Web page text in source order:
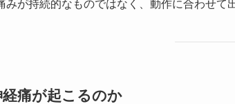
みが持続的なものではなく、動作に合わせて
痛が起こるのか